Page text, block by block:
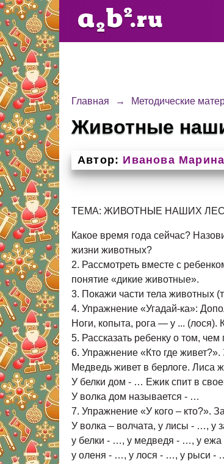
Главная → Методические
Животные
Автор: Иванова
ТЕМА: ЖИВОТНЫЕ НАШИХ
Какое время года сейчас?
жизни животных?
2. Рассмотреть вместе с
понятие «дикие животные».
3. Покажи части тела животных
4. Упражнение «Угадай-ка»:
Ноги, копыта, рога — у ... (лося).
5. Рассказать ребенку о том,
6. Упражнение «Кто где
Медведь живет в берлоге. Лиса
У белки дом - … Ежик спит в
У волка дом называется - …
7. Упражнение «У кого – кто?».
У волка – волчата, у лисы - …, у
у белки - …, у медведя - …, у
у оленя - …, у лося - …, у рыси -